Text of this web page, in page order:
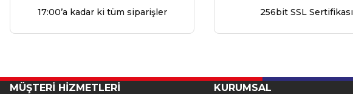
17:00’a kadar ki tüm siparişler
256bit SSL Sertifikası
MÜŞTERİ HİZMETLERİ KURUMSAL